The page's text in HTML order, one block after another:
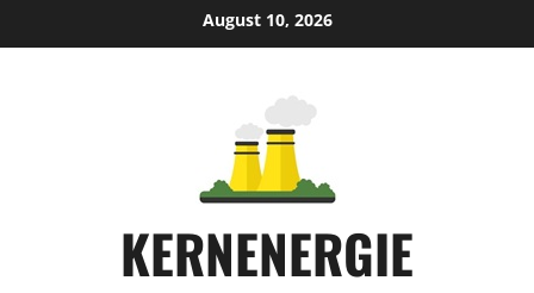
Inhalt
August 10, 2026
KERNENERGIE